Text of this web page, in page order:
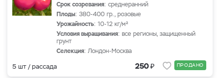
Срок созревания: среднеранний
Плоды: 380-400 гр., розовые
Урожайность: 10-12 кг/м²
Условия выращивания: все регионы, защищенный
грунт
Селекция: Лондон-Москва
5 шт / рассада 250₽ ПРОДАНО